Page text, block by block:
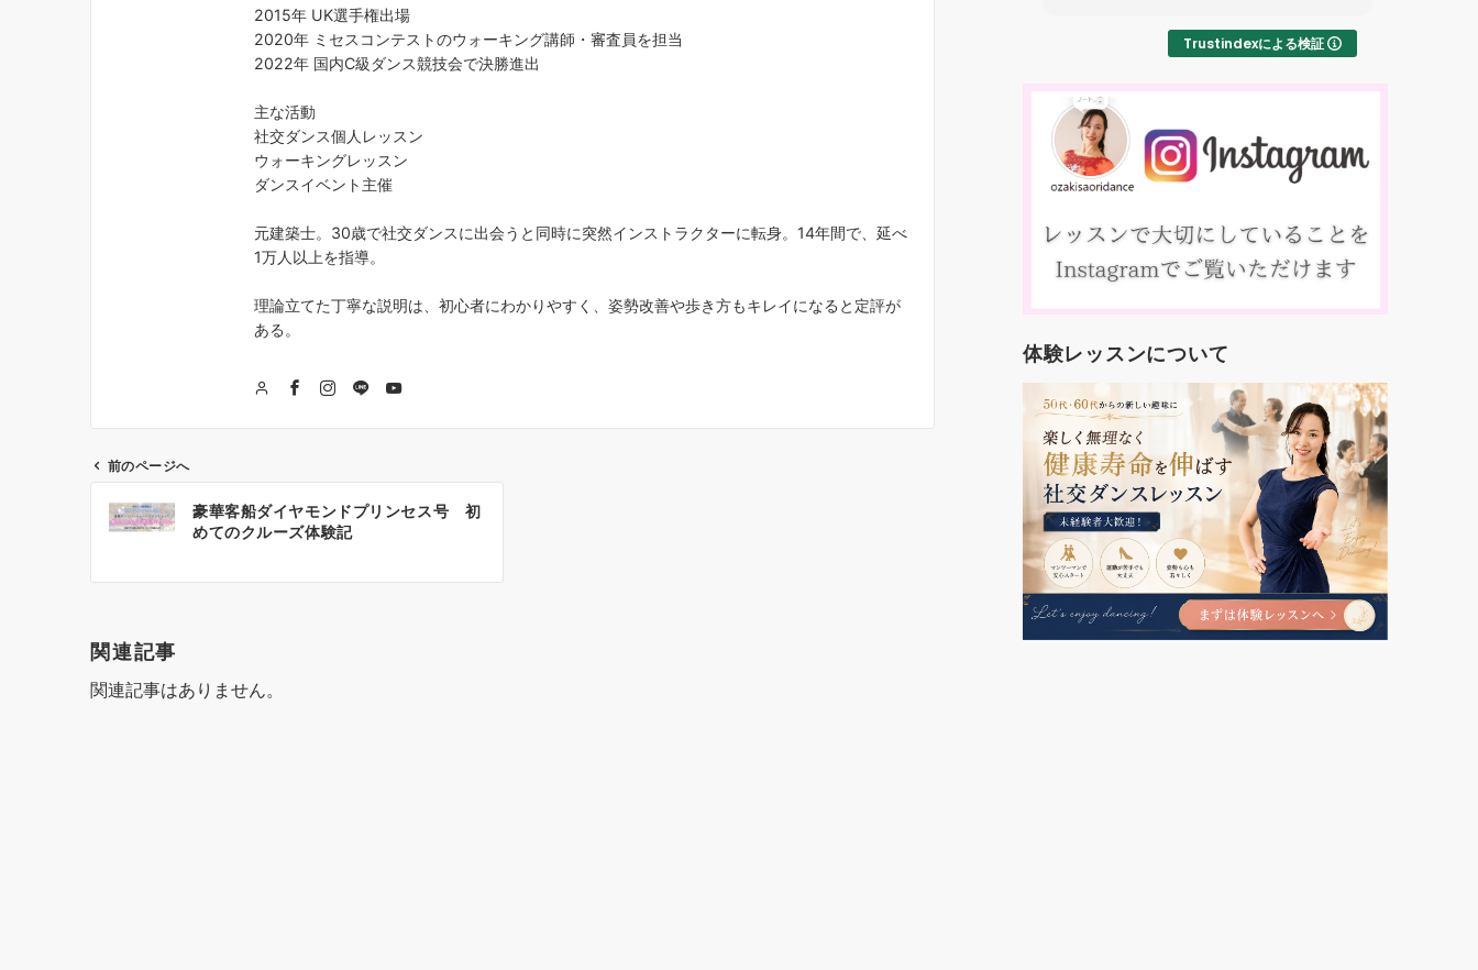
2015年 UK選手権出場
2020年 ミセスコンテストのウォーキング講師・審査員を担当
2022年 国内C級ダンス競技会で決勝進出
主な活動
社交ダンス個人レッスン
ウォーキングレッスン
ダンスイベント主催
元建築士。30歳で社交ダンスに出会うと同時に突然インストラクターに転身。14年間で、延べ
1万人以上を指導。
理論立てた丁寧な説明は、初心者にわかりやすく、姿勢改善や歩き方もキレイになると定評が
ある。
投
稿
ゲ
ー
前のページへ
豪華客船ダイヤモンドプリンセス号 初
めてのクルーズ体験記
関連記事
関連記事はありません。
イペースでダンスを覚えています。コ
アメンバーの生徒さん達も気さくな方
して３年目になります。これまでの人
生で、２０～３０代が若者でピーク年
感じています。
Trustindexによる検証
体験レッスンについて